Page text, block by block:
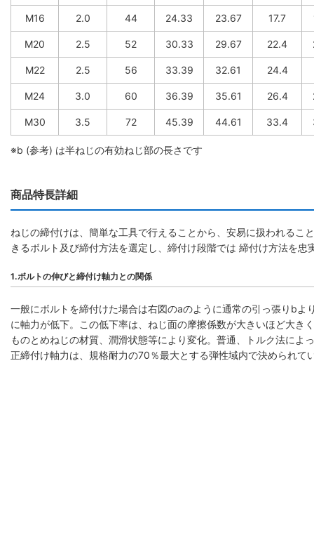
M16 2.0 44 24.33 23.67 17.7
M20 2.5 52 30.33 29.67 22.4
M22 2.5 56 33.39 32.61 24.4
M24 3.0 60 36.39 35.61 26.4
M30 3.5 72 45.39 44.61 33.4
※b (参考) は半ねじの有効ねじ部の長さです
商品特長詳細
ねじの締付けは、簡単な工具で行えることから、安易に扱われる
きるボルト及び締付方法を選定し、締付け段階では 締付け方法を
1.ボルトの伸びと締付け軸力との関係
一般にボルトを締付けた場合は右図のaのように通常の引っ張りbよ
に軸力が低下。この低下率は、ねじ面の摩擦係数が大きいほど大き
ものとめねじの材質、潤滑状態等により変化。普通、トルク法によ
正締付け軸力は、規格耐力の70％最大とする弾性域内で決められて